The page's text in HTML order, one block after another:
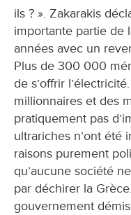
ils ? ». Zakarakis
importante partie de
années avec un
Plus de 300 000
de s’offrir
millionnaires et des
pratiquement pas
ultrariches n’ont été
raisons purement
qu’aucune société
par déchirer la
gouvernement